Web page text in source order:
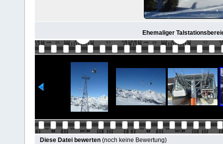
Ehemaliger
Diese Datei bewerten (noch keine Bewertung)